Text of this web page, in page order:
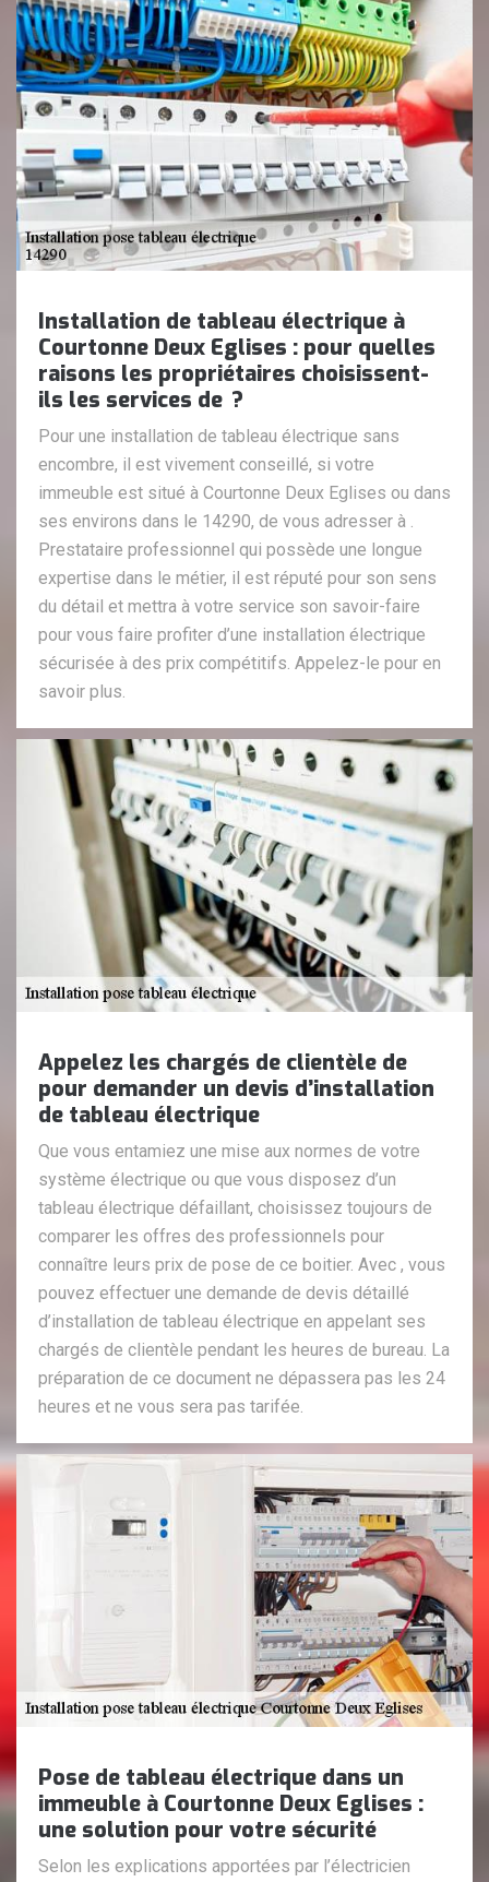
Installation de tableau électrique à
Courtonne Deux Eglises : pour quelles
raisons les propriétaires choisissent-
ils les services de ?
Pour une installation de tableau électrique sans
encombre, il est vivement conseillé, si votre
immeuble est situé à Courtonne Deux Eglises ou dans
ses environs dans le 14290, de vous adresser à .
Prestataire professionnel qui possède une longue
expertise dans le métier, il est réputé pour son sens
du détail et mettra à votre service son savoir-faire
pour vous faire profiter d’une installation électrique
sécurisée à des prix compétitifs. Appelez-le pour en
savoir plus.
Appelez les chargés de clientèle de
pour demander un devis d’installation
de tableau électrique
Que vous entamiez une mise aux normes de votre
système électrique ou que vous disposez d’un
tableau électrique défaillant, choisissez toujours de
comparer les offres des professionnels pour
connaître leurs prix de pose de ce boitier. Avec , vous
pouvez effectuer une demande de devis détaillé
d’installation de tableau électrique en appelant ses
chargés de clientèle pendant les heures de bureau. La
préparation de ce document ne dépassera pas les 24
heures et ne vous sera pas tarifée.
Pose de tableau électrique dans un
immeuble à Courtonne Deux Eglises :
une solution pour votre sécurité
Selon les explications apportées par l’électricien